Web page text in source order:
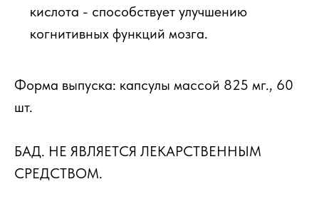
кислота - способствует улучшению
когнитивных функций мозга.
Форма выпуска: капсулы массой 825 мг., 60
шт.
БАД. НЕ ЯВЛЯЕТСЯ ЛЕКАРСТВЕННЫМ
СРЕДСТВОМ.